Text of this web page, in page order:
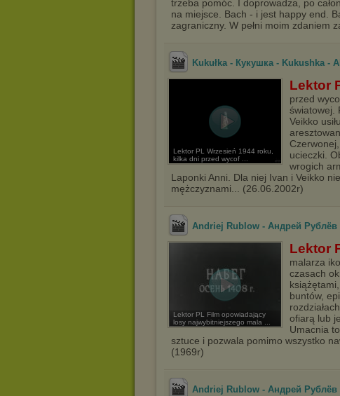
trzeba pomóc. I doprowadza, po
na miejsce. Bach - i jest happy end.
zagraniczny. W pełni moim zdaniem
Kukułka - Кукушка - Kukushka -
Lektor PL Wrzesień 1944 roku,
kilka dni przed wycof ...
Lektor
przed
światowej.
Veikko
ucieczki.
wrogich
Laponki Anni. Dla niej Ivan i Veikko
mężczyznami... (26.06.2002r)
Andriej Rublow - Aндрей Рублёв
Lektor PL Film opowiadający
losy najwybitniejszego mala ...
Lektor
malarza
czasach
buntów,
ofiarą lub
Umacnia
sztuce i pozwala pomimo wszystko
(1969r)
Andriej Rublow - Aндрей Рублёв